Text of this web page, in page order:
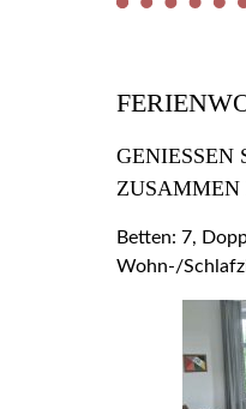
GENIESSEN
USAMMEN
Betten: 7,
Wohn-/